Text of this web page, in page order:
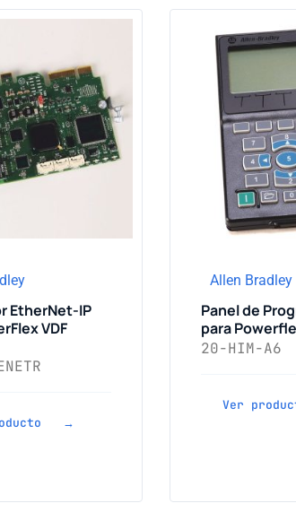
EtherNet-IP
VDF
→
Allen Bradley
Panel de
para
20-HIM-A6
Ver